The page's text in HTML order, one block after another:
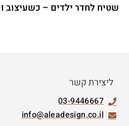
שטיח לחדר ילדים – כשעיצוב
ליצירת קשר
03-9446667
info@aleadesign.co.il